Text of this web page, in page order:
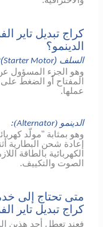
كراج تبديل تاير
الدينمو؟
السلف (Starter Motor
وهو الجزء المسؤول
المفتاح أو الضغط على
عملها.
الدينمو (Alternator
):
وهو بمثابة "مولّد
إعادة شحن البطارية
الكهربائية بالطاقة
الصوت والتكييف.
متى تحتاج إلى
كراج تبديل تاير
فعند تعطل أحد هذين